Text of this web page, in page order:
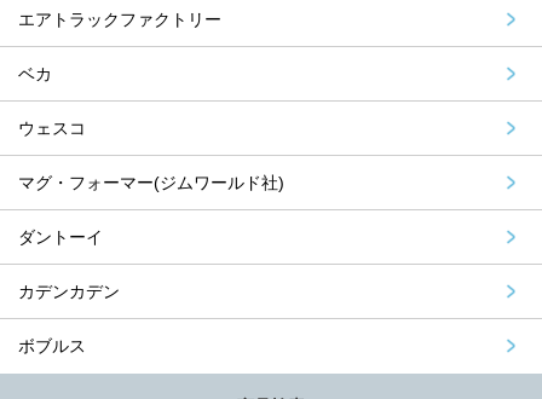
エアトラックファクトリー
ベカ
ウェスコ
マグ・フォーマー(ジムワールド社)
ダントーイ
カデンカデン
ボブルス